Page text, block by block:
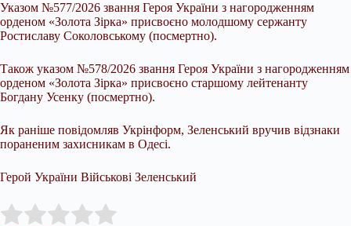
Указом №577/2026 звання Героя України з нагородженням
орденом «Золота Зірка» присвоєно молодшому сержанту
Ростиславу Соколовському (посмертно).
Також указом №578/2026 звання Героя України з нагородженням
орденом «Золота Зірка» присвоєно старшому лейтенанту
Богдану Усенку (посмертно).
Як раніше повідомляв Укрінформ, Зеленський вручив відзнаки
пораненим захисникам в Одесі.
Герой України Військові Зеленський
Rate this item: